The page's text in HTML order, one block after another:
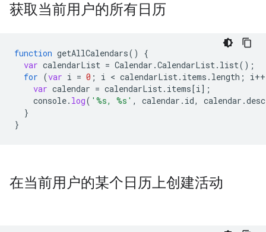
获取当前用户的所有日历
function getAllCalendars()
{
var calendarList = Calendar .CalendarList. list();
for (var i = 0 ; i < calendarList. items . length ; i++
var calendar = calendarList. items[i] ;
console. log( '%s, %s' , calendar . id, calendar .
}
}
在当前用户的某个日历上创建活动